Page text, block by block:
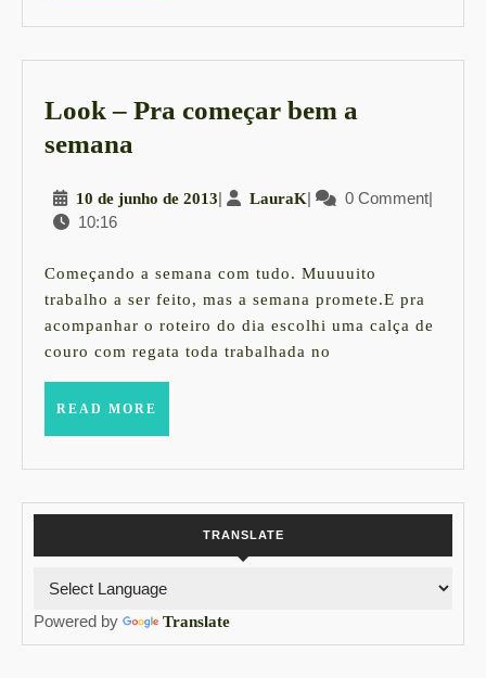
Look – Pra começar bem a
semana
Pra
bem
a
semana
10 de junho de 201310
de
2013
| LauraKLauraK
| 0 Comment|
10:16
Começando a semana com tudo. Muuuuito
trabalho a ser feito, mas a semana promete.E pra
acompanhar o roteiro do dia escolhi uma calça de
couro com regata toda trabalhada no
READ MORE
TRANSLATE
Powered by Translate